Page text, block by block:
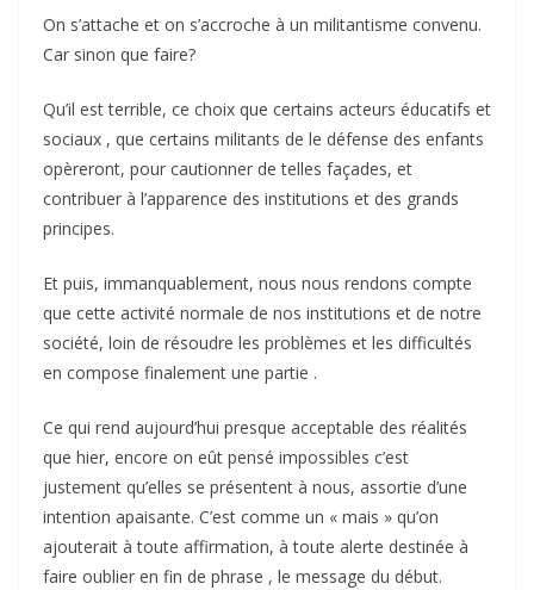
On s’attache et on s’accroche à un militantisme convenu.
Car sinon que faire?
Qu’il est terrible, ce choix que certains acteurs éducatifs et
sociaux , que certains militants de le défense des enfants
opèreront, pour cautionner de telles façades, et
contribuer à l’apparence des institutions et des grands
principes.
Et puis, immanquablement, nous nous rendons compte
que cette activité normale de nos institutions et de notre
société, loin de résoudre les problèmes et les difficultés
en compose finalement une partie .
Ce qui rend aujourd’hui presque acceptable des réalités
que hier, encore on eût pensé impossibles c’est
justement qu’elles se présentent à nous, assortie d’une
intention apaisante. C’est comme un « mais » qu’on
ajouterait à toute affirmation, à toute alerte destinée à
faire oublier en fin de phrase , le message du début.